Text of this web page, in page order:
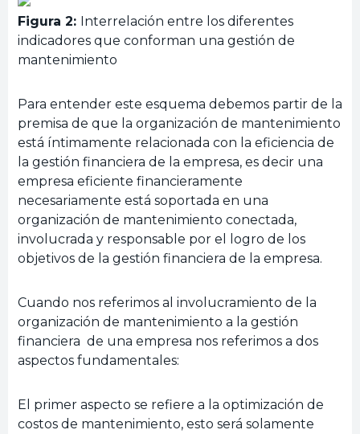
Figura 2: Interrelación entre los diferentes
indicadores que conforman una gestión de
mantenimiento
Para entender este esquema debemos partir de la
premisa de que la organización de mantenimiento
está íntimamente relacionada con la eficiencia de
la gestión financiera de la empresa, es decir una
empresa eficiente financieramente
necesariamente está soportada en una
organización de mantenimiento conectada,
involucrada y responsable por el logro de los
objetivos de la gestión financiera de la empresa.
Cuando nos referimos al involucramiento de la
organización de mantenimiento a la gestión
financiera de una empresa nos referimos a dos
aspectos fundamentales:
El primer aspecto se refiere a la optimización de
costos de mantenimiento, esto será solamente